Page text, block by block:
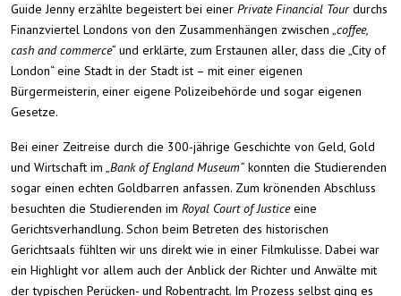
Guide Jenny erzählte begeistert bei einer Private Financial Tourdurchs
Finanzviertel Londons von den Zusammenhängen zwischen „coffee,
cash and commerce“ und erklärte, zum Erstaunen aller, dass die „City of
London“ eine Stadt in der Stadt ist – mit einer eigenen
Bürgermeisterin, einer eigene Polizeibehörde und sogar eigenen
Gesetze.
Bei einer Zeitreise durch die 300-jährige Geschichte von Geld, Gold
und Wirtschaft im „Bank of England Museum“ konnten die Studierenden
sogar einen echten Goldbarren anfassen. Zum krönenden Abschluss
besuchten die Studierenden im Royal Court of Justiceeine
Gerichtsverhandlung. Schon beim Betreten des historischen
Gerichtsaals fühlten wir uns direkt wie in einer Filmkulisse. Dabei war
ein Highlight vor allem auch der Anblick der Richter und Anwälte mit
der typischen Perücken- und Robentracht. Im Prozess selbst ging es